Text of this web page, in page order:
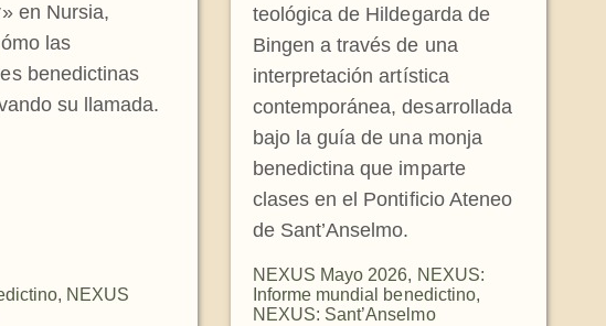
en Nursia,
las
benedictinas
su llamada.
, NEXUS
teológica de Hildegarda de
Bingen a través de una
interpretación artística
contemporánea, desarrollada
bajo la guía de una monja
benedictina que imparte
clases en el Pontificio Ateneo
de Sant’Anselmo.
NEXUS Mayo 2026, NEXUS:
Informe mundial benedictino,
NEXUS: Sant’Anselmo